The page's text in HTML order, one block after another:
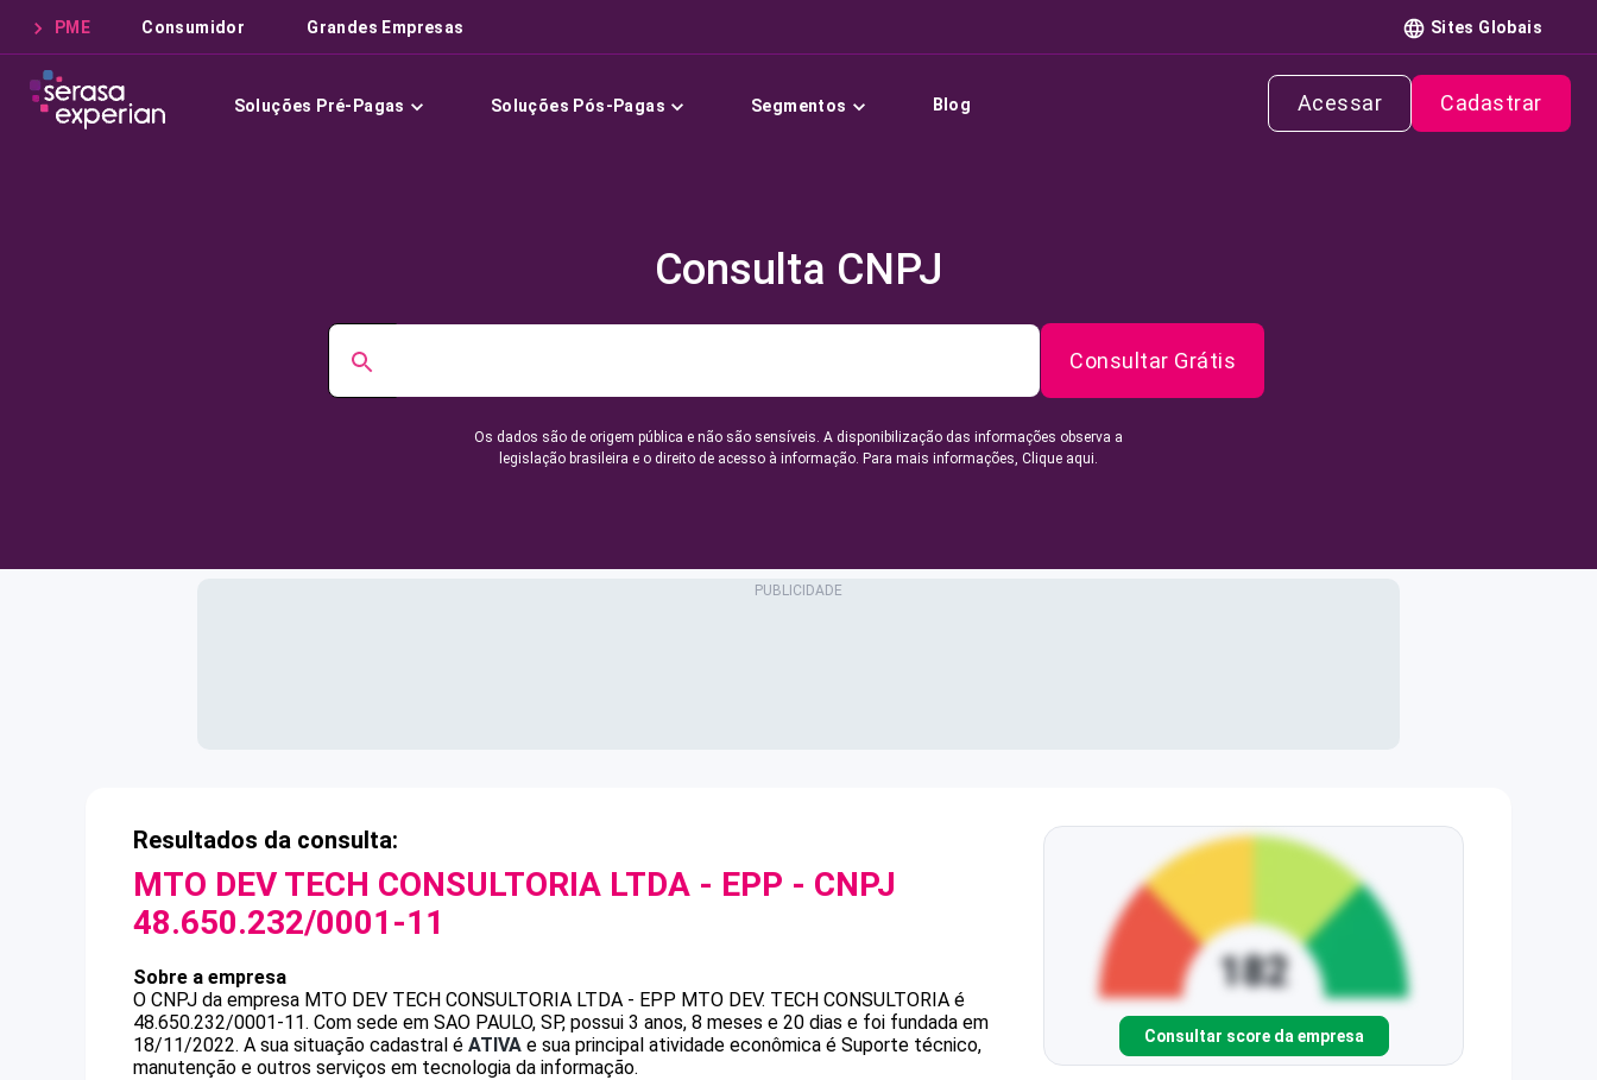
PME Consumidor Grandes Empresas Sites Globais
Soluções Pré-Pagas Soluções Pós-Pagas Segmentos Blog Acessar Cadastrar
Consulta CNPJ
Consultar Grátis
Os dados são de origem pública e não são sensíveis. A disponibilização das informações observa a
legislação brasileira e o direito de acesso à informação. Para mais informações, Clique aqui.
Resultados da consulta:
MTO DEV TECH CONSULTORIA LTDA - EPP - CNPJ
48.650.232/0001-11
Sobre a empresa
O CNPJ da empresa MTO DEV TECH CONSULTORIA LTDA - EPP MTO DEV. TECH CONSULTORIA é
48.650.232/0001-11. Com sede em SAO PAULO, SP, possui 3 anos, 8 meses e 20 dias e foi fundada em
18/11/2022. A sua situação cadastral é ATIVA e sua principal atividade econômica é Suporte técnico,
manutenção e outros serviços em tecnologia da informação.
Consultar score da empresa